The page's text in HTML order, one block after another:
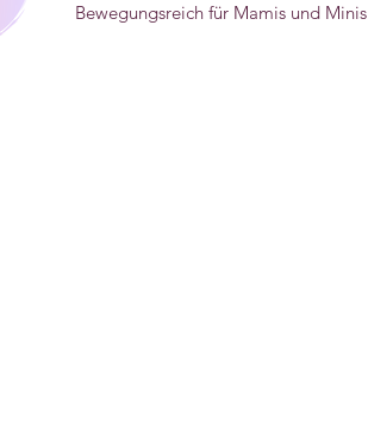
Bewegungsreich für Mamis und Minis